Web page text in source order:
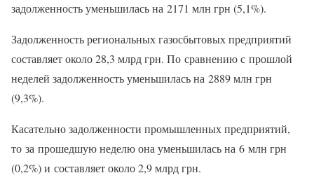
задолженность уменьшилась на 2171 млн грн (5,1%).
Задолженность региональных газосбытовых предприятий
составляет около 28,3 млрд грн. По сравнению с прошлой
неделей задолженность уменьшилась на 2889 млн грн
(9,3%).
Касательно задолженности промышленных предприятий,
то за прошедшую неделю она уменьшилась на 6 млн грн
(0,2%) и составляет около 2,9 млрд грн.